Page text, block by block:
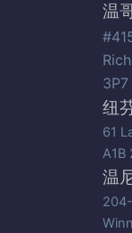
温
3P7
纽
61
A1B
温